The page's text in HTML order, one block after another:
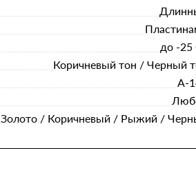
до -25
Коричневый тон / Черный
А-
Золото / Коричневый / Рыжий /